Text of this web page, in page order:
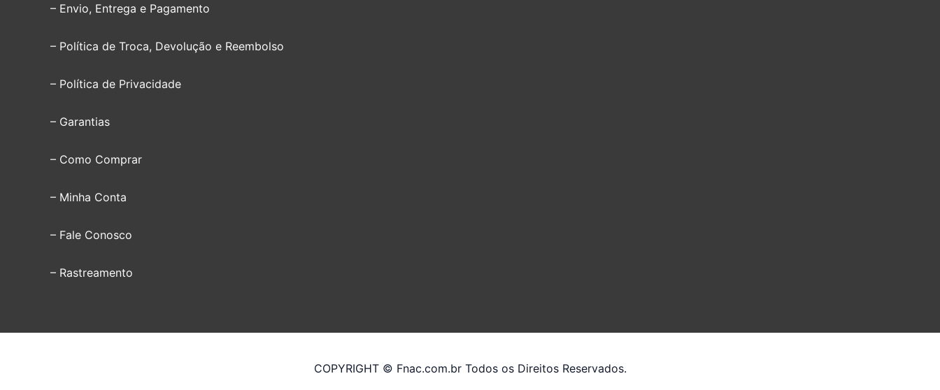
– Envio, Entrega e Pagamento
– Política de Troca, Devolução e Reembolso
– Política de Privacidade
– Garantias
– Como Comprar
– Minha Conta
– Fale Conosco
– Rastreamento
COPYRIGHT © Fnac.com.br Todos os Direitos Reservados.